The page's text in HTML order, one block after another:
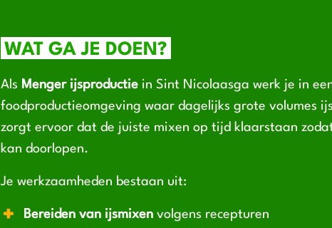
WAT GA JE DOEN?
Als Menger ijsproductie in Sint Nicolaasga werk je in
foodproductieomgeving waar dagelijks grote volumes
zorgt ervoor dat de juiste mixen op tijd klaarstaan
kan doorlopen.
Je werkzaamheden bestaan uit:
Bereiden van ijsmixen volgens recepturen